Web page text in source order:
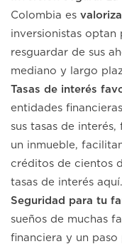
Colombia es
inversionistas optan
resguardar de sus
mediano y largo
Tasas de interés
entidades
sus tasas de
un inmueble,
créditos de cientos
tasas de interés aquí.
Seguridad para tu
sueños de muchas
financiera y un